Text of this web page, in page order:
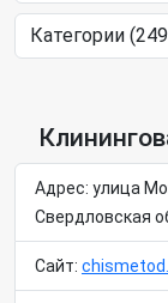
Адрес: улица
Свердловская
Сайт: